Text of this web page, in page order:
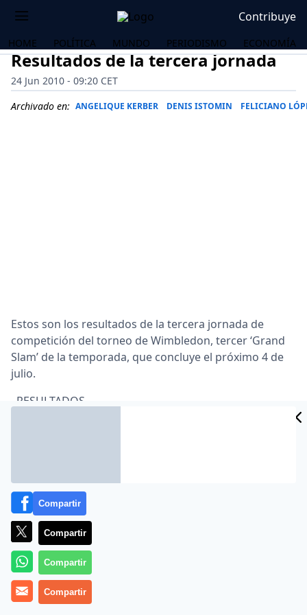
Contribuye
HOME POLÍTICA MUNDO PERIODISMO ECONOMÍA
Resultados de la tercera jornada
24 Jun 2010 - 09:20 CET
Archivado en: ANGELIQUE KERBER DENIS ISTOMIN FELICIANO
Estos son los resultados de la tercera jornada de
competición del torneo de Wimbledon, tercer ‘Grand
Slam’ de la temporada, que concluye el próximo 4 de
julio.
–RESULTADOS.
Thiemo de Bakker (HOL) a Santiago Giraldo (COL) 6-
7(4), 6-4, 6-3, 5-7 y 16-14.
-Segunda ronda.
Denis Istomin (UZB) a Rainer Schuettler (ALE) 6-3, 7-
6(5), 4-6, 4-6, 6-1.
Daniel Brands (ALE) a Nikolay Davydenko (RUS/N.7) 1-6,
Compartir
Compartir
Compartir
Compartir